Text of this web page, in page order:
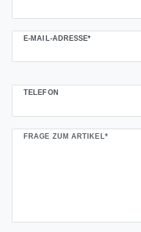
E-MAIL-ADRESSE*
TELEFON
FRAGE ZUM ARTIKEL*